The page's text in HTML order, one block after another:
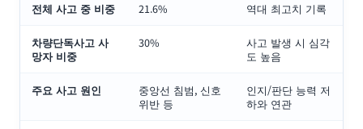
전체 사고 중 비중 21.6% 역대 최고치 기록
차량단독사고 사
망자 비중
30%
사고 발생 시 심각
도 높음
주요 사고 원인
중앙선 침범, 신호
위반 등
인지/판단 능력 저
하와 연관